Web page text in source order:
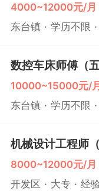
4000~12000元/月
东台镇 学历不限
数控车床师傅（
10000~15000元/月
东台镇 学历不限
机械设计工程师
8000~12000元/月
开发区 大专 经